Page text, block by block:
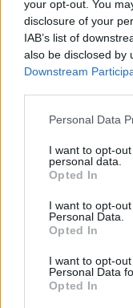
your opt-out. You
disclosure of your
IAB’s list of
also be disclosed by
Downstream
Please note that
not limited to your
grant or deny
use your data for
consent section.
Personal Data
I want to opt-
personal data.
Opted In
I want to opt-
Personal Data.
Opted In
I want to opt-
Personal Data
Opted In
una